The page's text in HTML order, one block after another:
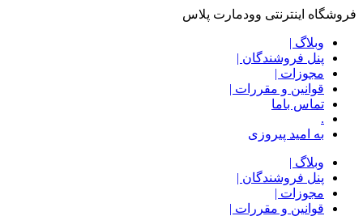
فروشگاه اینترنتی وودمارت پلاس
وبلاگ |
پنل فروشندگان |
مجوزات |
قوانین و مقررات |
تماس باما
.
به امید پیروزی
وبلاگ |
پنل فروشندگان |
مجوزات |
قوانین و مقررات |